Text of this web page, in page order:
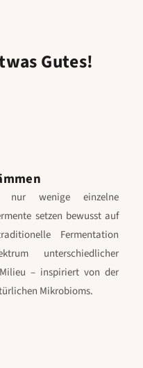
Gutes!
nur wenige einzelne
setzen bewusst auf
Fermentation
unterschiedlicher
– inspiriert von der
Mikrobioms.